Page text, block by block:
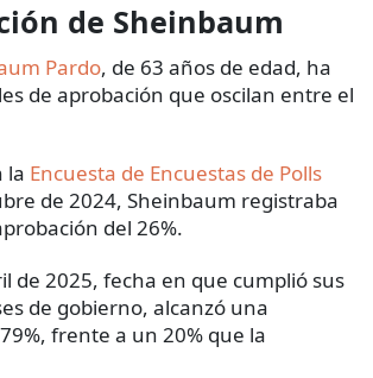
de Sheinbaum
Pardo, de 63 años de edad, ha
de aprobación que oscilan entre el
la Encuesta de Encuestas de Polls
de 2024, Sheinbaum registraba
del 26%.
de 2025, fecha en que cumplió sus
de gobierno, alcanzó una
frente a un 20% que la